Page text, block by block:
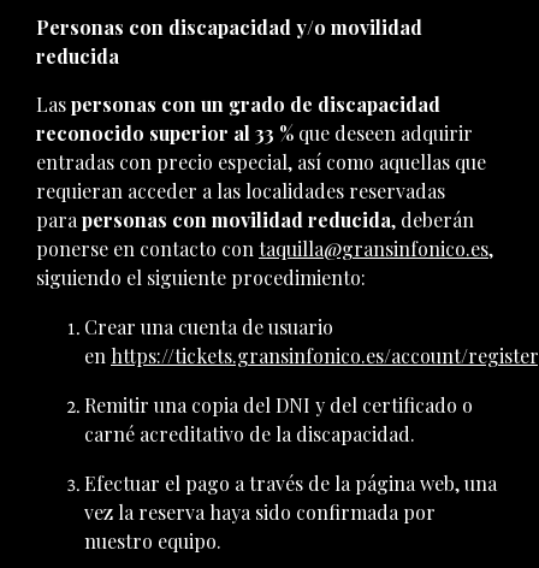
Personas con discapacidad y/o movilidad
reducida
Laspersonas con un grado de discapacidad
reconocido superior al 33 % que deseen adquirir
entradas con precio especial, así como aquellas que
requieran acceder a las localidades reservadas
para personas con movilidad reducida, deberán
ponerse en contacto con taquilla@gransinfonico.es,
siguiendo el siguiente procedimiento:
Crear una cuenta de usuario
en https://tickets.gransinfonico.es/account/register
Remitir una copia del DNI y del certificado o
carné acreditativo de la discapacidad.
Efectuar el pago a través de la página web, una
vez la reserva haya sido confirmada por
nuestro equipo.